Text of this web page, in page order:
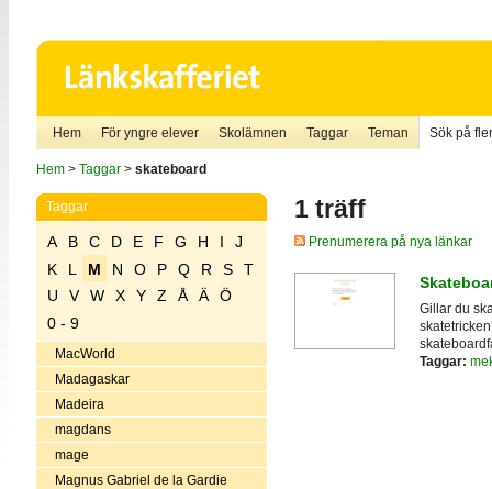
Hem För yngre elever Skolämnen Taggar Teman Sök på
Hem> Taggar> skateboard
Taggar
A B C D E F G H I
J
K
L M N O P Q R S
T
U
V W X Y Z Å Ä
Ö
0 - 9
MacWorld
Madagaskar
Madeira
magdans
mage
Magnus Gabriel de la Gardie
1 träff
Prenumerera på nya länkar
Gillar du
Taggar: